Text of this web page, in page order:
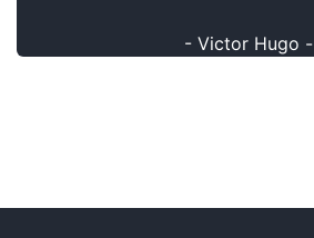
- Victor Hugo -